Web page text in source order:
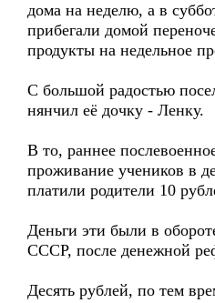
дома на неделю, а в
прибегали домой
продукты на недельное
С большой радостью
нянчил её дочку - Ленку.
В то, раннее
проживание учеников в
платили родители 10
Деньги эти были в
СССР, после денежной
Десять рублей, по тем